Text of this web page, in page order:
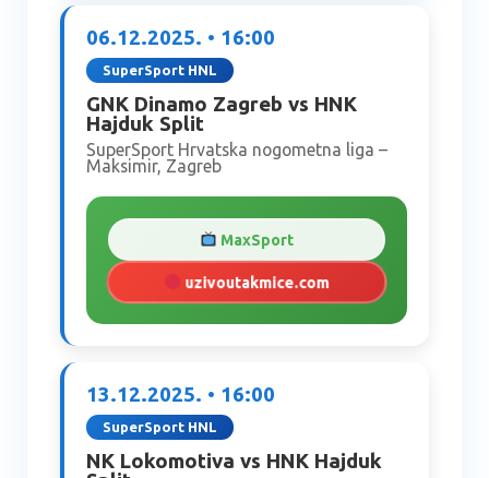
06.12.2025. • 16:00
SuperSport HNL
GNK Dinamo Zagreb vs HNK
Hajduk Split
SuperSport Hrvatska nogometna liga –
Maksimir, Zagreb
MaxSport
uzivoutakmice.com
13.12.2025. • 16:00
SuperSport HNL
NK Lokomotiva vs HNK Hajduk